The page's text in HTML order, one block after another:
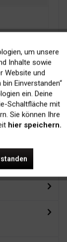
von
Aktiv
Inaktiv
Inaktiv
um unsere
Inhalte sowie
Website und
Einverstanden“
ein. Deine
Schaltfläche mit
Sie können Ihre
hier speichern.